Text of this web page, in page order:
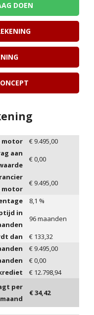
DOEN
motor € 9.495,00
aan
€0,00
motor
€ 9.495,00
8,1 %
in
96maanden
dan
€ 133,32
€ 9.495,00
€0,00
€ 12.798,94
per
maand
€34,42